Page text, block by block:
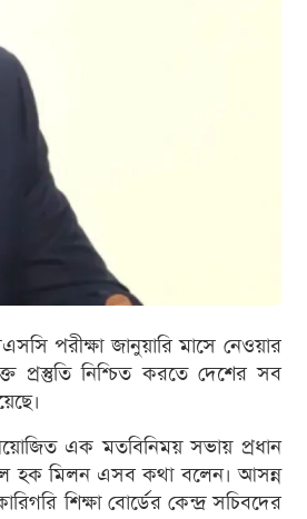
পরীক্ষা জানুয়ারি মাসে নেওয়ার
প্রস্তুতি নিশ্চিত করতে দেশের সব
এক মতবিনিময় সভায় প্রধান
হক মিলন এসব কথা বলেন। আসন্ন
শিক্ষা বোর্ডের কেন্দ্র সচিবদের